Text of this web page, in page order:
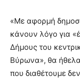
«Με αφορμή
κάνουν λόγο για
Δήμους του
Βύρωνα», θα ήθελα
που διαθέτουμε